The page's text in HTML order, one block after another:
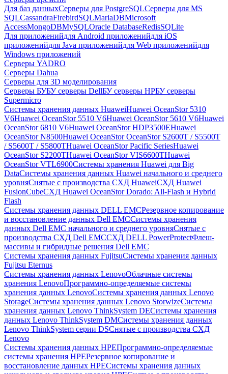
Для баз данныхСерверы для PostgreSQLСерверы для MS
SQLCassandraFirebirdSQLMariaDBMicrosoft
AccessMongoDBMySQLOracle DatabaseRedisSQLite
Для приложенийдля Android приложенийдля iOS
приложенийдля Java приложенийдля Web приложенийдля
Windows приложений
Серверы YADRO
Серверы Dahua
Серверы для 3D моделирования
Серверы БУБУ серверы DellБУ серверы HPБУ серверы
Supermicro
Системы хранения данных HuaweiHuawei OceanStor 5310
V6Huawei OceanStor 5510 V6Huawei OceanStor 5610 V6Huawei
OceanStor 6810 V6Huawei OceanStor HDP3500EHuawei
OceanStor N8500Huawei OceanStor OceanStor S2600T / S5500T
/ S5600T / S5800THuawei OceanStor Pacific SeriesHuawei
OceanStor S2200THuawei OceanStor VIS6600THuawei
OceanStor VTL6900Системы хранения Huawei для Big
DataСистемы хранения данных Huawei начального и среднего
уровняСнятые с производства СХД HuaweiСХД Huawei
FusionCubeСХД Huawei OceanStor Dorado: All-Flash и Hybrid
Flash
Системы хранения данных DELL EMCРезервное копирование
и восстановление данных Dell EMCСистемы хранения
данных Dell EMC начального и среднего уровняСнятые с
производства СХД Dell EMCСХД DELL PowerProtectФлеш-
массивы и гибридные решения Dell EMC
Системы хранения данных FujitsuСистемы хранения данных
Fujitsu Eternus
Системы хранения данных LenovoОблачные системы
хранения LenovoПрограммно-определяемые системы
хранения данных LenovoСистемы хранения данных Lenovo
StorageСистемы хранения данных Lenovo StorwizeСистемы
хранения данных Lenovo ThinkSystem DEСистемы хранения
данных Lenovo ThinkSystem DMСистемы хранения данных
Lenovo ThinkSystem серии DSСнятые с производства СХД
Lenovo
Системы хранения данных HPEПрограммно-определяемые
системы хранения HPEРезервное копирование и
восстановление данных HPEСистемы хранения данных